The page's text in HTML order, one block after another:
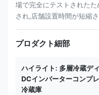
場で完全にテストされた
され,店舗設置時間が短縮
プロダクト細部
ハイライト: 多層冷蔵デ
DCインバーターコンプ
冷蔵庫